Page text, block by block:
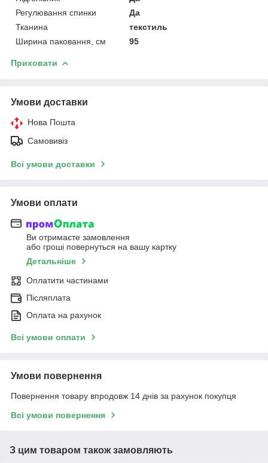
Регулювання спинки
Да
Тканина
текстиль
Ширина паковання, см
95
Приховати
Умови доставки
Нова Пошта
Самовивіз
Всі умови доставки
Умови оплати
Ви отримаєте замовлення
або гроші повернуться на вашу картку
Детальніше
Оплатити частинами
Післяплата
Оплата на рахунок
Всі умови оплати
Умови повернення
Повернення товару впродовж 14 днів за рахунок покупця
Всі умови повернення
З цим товаром також замовляють